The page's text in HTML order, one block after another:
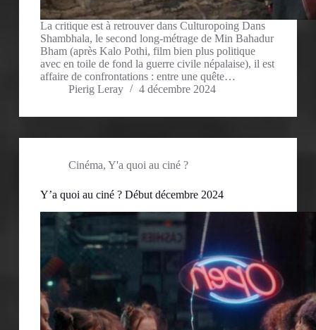
La critique est à retrouver dans Culturopoing Dans
Shambhala, le second long-métrage de Min Bahadur
Bham (après Kalo Pothi, film bien plus politique
avec en toile de fond la guerre civile népalaise), il est
affaire de confrontations : entre une quête…
Pierig Leray
4 décembre 2024
Cinéma, Y'a quoi au ciné ?
Y’a quoi au ciné ? Début décembre 2024